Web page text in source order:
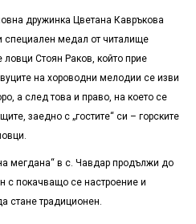
дружинка Цветана Кавръкова
специален медал от читалище
Стоян Раков, който прие
на хороводни мелодии се изви
а след това и право, на което се
заедно с „гостите“ си – горските
мегдана“ в с. Чавдар продължи до
с покачващо се настроение и
стане традиционен.